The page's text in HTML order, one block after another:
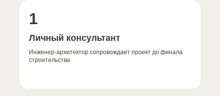
1
Личный консультант
Инженер-архитектор сопровождает проект до финала
строительства